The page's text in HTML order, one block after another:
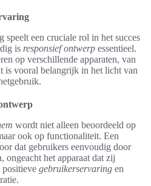
speelt een cruciale rol in het succes
is responsief ontwerp essentieel.
op verschillende apparaten, van
is vooral belangrijk in het licht van
wordt niet alleen beoordeeld op
ook op functionaliteit. Een
dat gebruikers eenvoudig door
ongeacht het apparaat dat zij
gebruikerservaring en